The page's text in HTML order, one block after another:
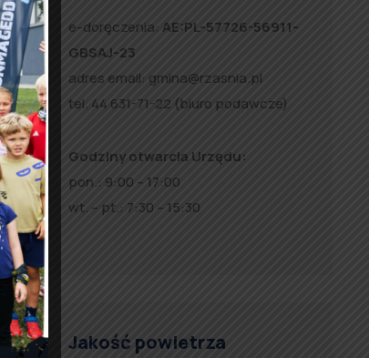
e-doręczenia: AE:PL-57726-56911-
GBSAJ-23
adres email: gmina@rzasnia.pl
tel. 44 631-71-22 (biuro podawcze)
Godziny otwarcia Urzędu:
pon.: 9:00 – 17:00
wt. – pt.: 7:30 – 15:30
Jakość powietrza